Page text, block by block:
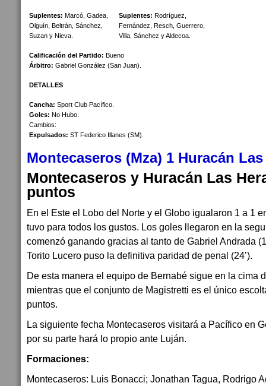
Suplentes: Marcó, Gadea,
Olguín, Beltrán, Sánchez,
Suzan y Nieva.
Suplentes: Rodríguez,
Fernández, Resch, Guerrero,
Villa, Sánchez y Aldecoa.
Calificación del Partido: Bueno
Árbitro: Gabriel González (San Juan).
DETALLES
Cancha: Sport Club Pacífico.
Goles: No Hubo.
Cambios:
Expulsados: ST Federico Illanes (SM).
Montecaseros (Mza) 1 Huracán Las
Montecaseros y Huracán Las
puntos
En el Este el Lobo del Norte y el Globo igualaron 1 a 1
tuvo para todos los gustos. Los goles llegaron en la
comenzó ganando gracias al tanto de Gabriel Andrada
Torito Lucero puso la definitiva paridad de penal (24’).
De esta manera el equipo de Bernabé sigue en la cima
mientras que el conjunto de Magistretti es el único
puntos.
La siguiente fecha Montecaseros visitará a Pacífico en
por su parte hará lo propio ante Luján.
Formaciones:
Montecaseros: Luis Bonacci; Jonathan Tagua, Rodrigo